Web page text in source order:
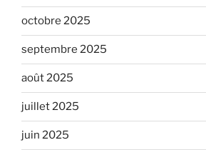
octobre 2025
septembre 2025
août 2025
juillet 2025
juin 2025